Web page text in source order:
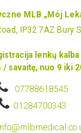
MLB „Mój
IP32 7AZ Bury
lenkų kalba
/ savaitę, nuo 9 iki
07788618545
01284700343